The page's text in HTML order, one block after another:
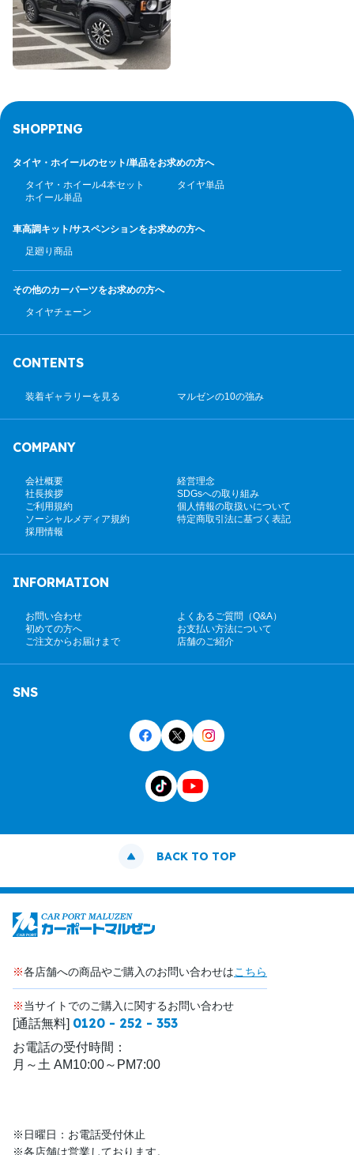
SHOPPING
タイヤ・ホイールのセット/単品をお求めの方へ
タイヤ・ホイール4本セット
タイヤ単品
ホイール単品
車高調キット/サスペンションをお求めの方へ
足廻り商品
その他のカーパーツをお求めの方へ
タイヤチェーン
CONTENTS
装着ギャラリーを見る マルゼンの10の強み
COMPANY
会社概要
経営理念
社長挨拶
SDGsへの取り組み
ご利用規約
個人情報の取扱いについて
ソーシャルメディア規約
特定商取引法に基づく表記
採用情報
INFORMATION
お問い合わせ
よくあるご質問（Q&A）
初めての方へ
お支払い方法について
ご注文からお届けまで
店舗のご紹介
SNS
BACK TO TOP
※各店舗への商品やご購入のお問い合わせはこちら
※当サイトでのご購入に関するお問い合わせ
[通話無料] 0120 - 252 - 353
お電話の受付時間：
月～土 AM10:00～PM7:00
※日曜日：お電話受付休止
※各店舗は営業しております。